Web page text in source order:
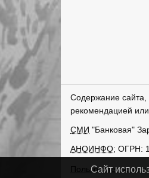
Содержание сайта,
рекомендацией
СМИ "Банковая"
АНОИНФО; ОГРН:
Пользовательское
Сайт